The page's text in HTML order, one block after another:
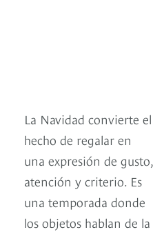
La Navidad convierte el
hecho de regalar en
una expresión de gusto,
atención y criterio. Es
una temporada donde
los objetos hablan de la